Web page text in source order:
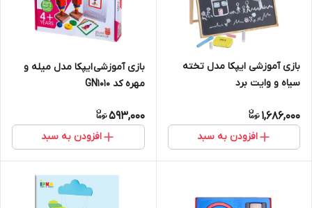
بازی آموزشی ایپکا مدل تخته
سیاه و وایت برد
1,686,000
افزودن به سبد
بازی آموزشی ایپکا مدل میله و
مهره کد GN1010
593,000
افزودن به سبد